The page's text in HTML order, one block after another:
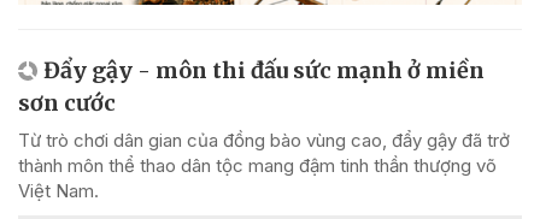
Đẩy gậy - môn thi đấu sức mạnh ở miền
sơn cước
Từ trò chơi dân gian của đồng bào vùng cao, đẩy gậy đã trở
thành môn thể thao dân tộc mang đậm tinh thần thượng võ
Việt Nam.